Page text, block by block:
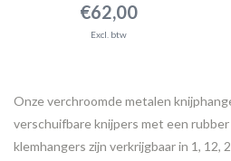
€62,00
Excl. btw
Onze verchroomde metalen
verschuifbare knijpers met een rubber
klemhangers zijn verkrijgbaar in 1, 12,